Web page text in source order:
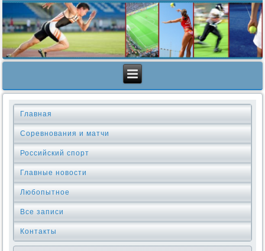
Главная
Соревнования и матчи
Российский спорт
Главные новости
Любопытное
Все записи
Контакты